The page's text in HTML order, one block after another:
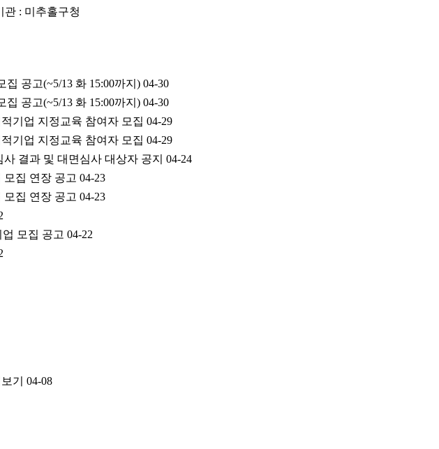
관 : 미추홀구청
공고(~5/13 화 15:00까지) 04-30
공고(~5/13 화 15:00까지) 04-30
기업 지정교육 참여자 모집 04-29
기업 지정교육 참여자 모집 04-29
결과 및 대면심사 대상자 공지 04-24
집 연장 공고 04-23
집 연장 공고 04-23
모집 공고 04-22
기
04-08